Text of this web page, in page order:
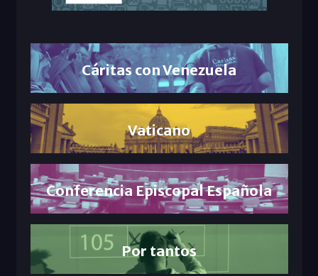
Cáritas con Venezuela
Vaticano
Conferencia Episcopal Española
Por tantos